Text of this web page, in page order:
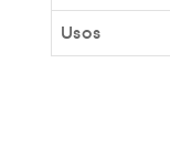
Usos